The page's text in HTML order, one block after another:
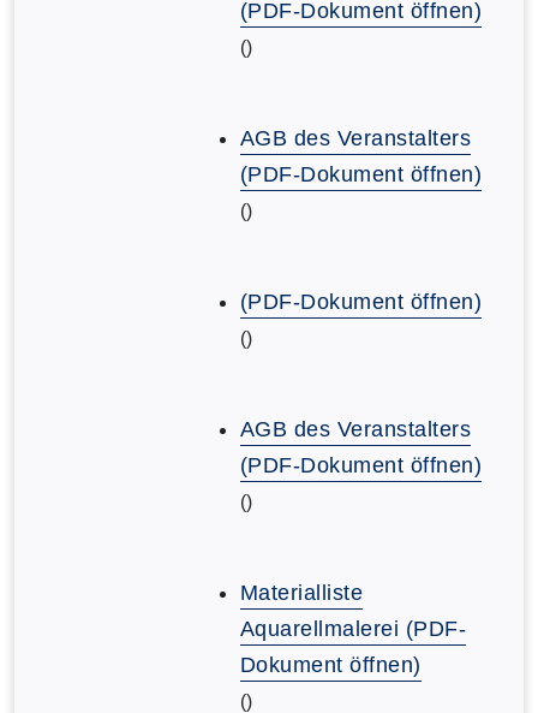
(PDF-Dokument öffnen)
()
AGB des Veranstalters
(PDF-Dokument öffnen)
()
(PDF-Dokument öffnen)
()
AGB des Veranstalters
(PDF-Dokument öffnen)
()
Materialliste
Aquarellmalerei (PDF-
Dokument öffnen)
()